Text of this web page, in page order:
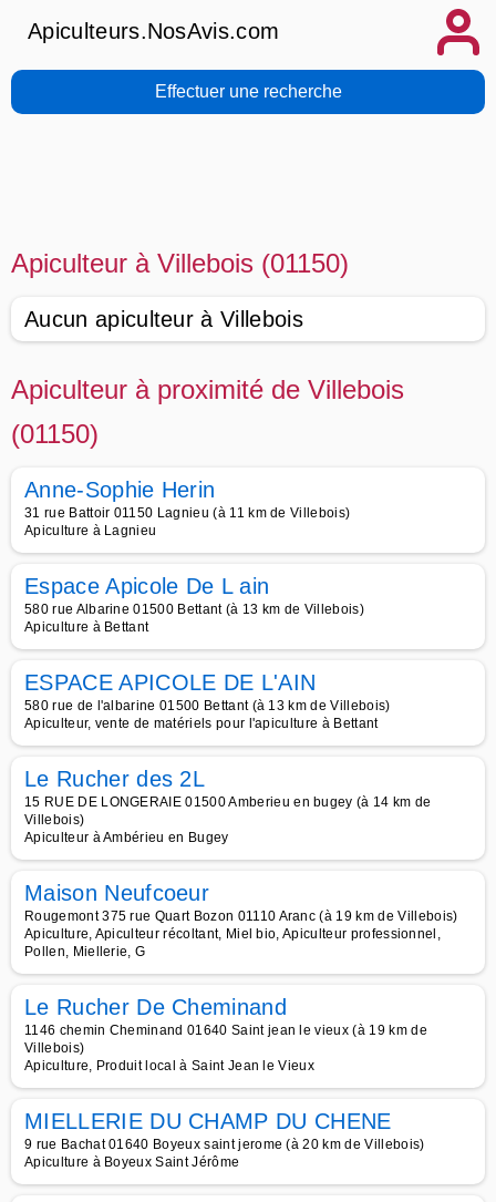
Apiculteurs.NosAvis.com
Effectuer une recherche
Apiculteur à Villebois (01150)
Aucun apiculteur à Villebois
Apiculteur à proximité de Villebois
(01150)
Anne-Sophie Herin
31 rue Battoir 01150 Lagnieu (à 11 km de Villebois)
Apiculture à Lagnieu
Espace Apicole De L ain
580 rue Albarine 01500 Bettant (à 13 km de Villebois)
Apiculture à Bettant
ESPACE APICOLE DE L'AIN
580 rue de l'albarine 01500 Bettant (à 13 km de Villebois)
Apiculteur, vente de matériels pour l'apiculture à Bettant
Le Rucher des 2L
15 RUE DE LONGERAIE 01500 Amberieu en bugey (à 14 km de
Villebois)
Apiculteur à Ambérieu en Bugey
Maison Neufcoeur
Rougemont 375 rue Quart Bozon 01110 Aranc (à 19 km de Villebois)
Apiculture, Apiculteur récoltant, Miel bio, Apiculteur professionnel,
Pollen, Miellerie, G
Le Rucher De Cheminand
1146 chemin Cheminand 01640 Saint jean le vieux (à 19 km de
Villebois)
Apiculture, Produit local à Saint Jean le Vieux
MIELLERIE DU CHAMP DU CHENE
9 rue Bachat 01640 Boyeux saint jerome (à 20 km de Villebois)
Apiculture à Boyeux Saint Jérôme